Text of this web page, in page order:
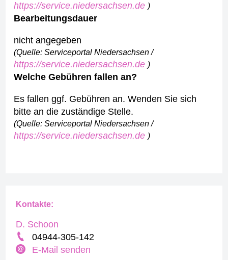
https://service.niedersachsen.de )
Bearbeitungsdauer
nicht angegeben
(Quelle: Serviceportal Niedersachsen /
https://service.niedersachsen.de )
Welche Gebühren fallen an?
Es fallen ggf. Gebühren an. Wenden Sie sich
bitte an die zuständige Stelle.
(Quelle: Serviceportal Niedersachsen /
https://service.niedersachsen.de )
Kontakte:
D. Schoon
04944-305-142
E-Mail senden